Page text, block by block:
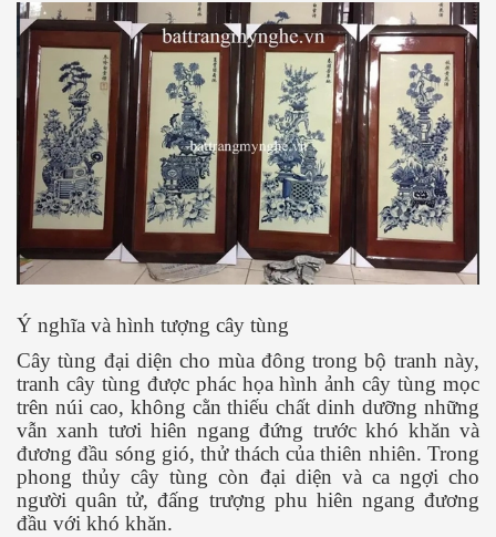
Ý nghĩa và hình tượng cây tùng
Cây tùng đại diện cho mùa đông trong bộ tranh này,
tranh cây tùng được phác họa hình ảnh cây tùng mọc
trên núi cao, không cằn thiếu chất dinh dưỡng những
vẫn xanh tươi hiên ngang đứng trước khó khăn và
đương đầu sóng gió, thử thách của thiên nhiên. Trong
phong thủy cây tùng còn đại diện và ca ngợi cho
người quân tử, đấng trượng phu hiên ngang đương
đầu với khó khăn.